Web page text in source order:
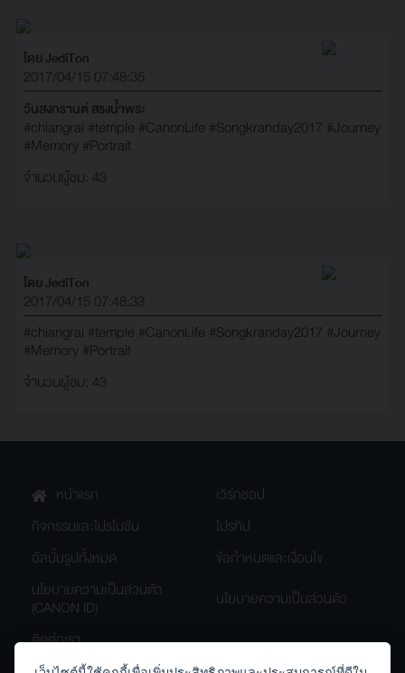
โดย JediTon
2017/04/15 07:48:35
วันสงกรานต์ สรงน้ำพระ
#chiangrai #temple #CanonLife #Songkranday2017 #Journey
#Memory #Portrait
จำนวนผู้ชม: 43
โดย JediTon
2017/04/15 07:48:33
#chiangrai #temple #CanonLife #Songkranday2017 #Journey
#Memory #Portrait
จำนวนผู้ชม: 43
หน้าแรก
เวิร์กชอป
กิจกรรมและโปรโมชัน
โปรทิป
อัลบั้มรูปทั้งหมด
ข้อกำหนดและเงื่อนไข
นโยบายความเป็นส่วนตัว
(CANON ID)
นโยบายความเป็นส่วนตัว
ติดต่อเรา